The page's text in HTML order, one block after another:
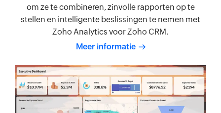
om ze te combineren, zinvolle rapporten op te
stellen en intelligente beslissingen te nemen met
Zoho Analytics voor Zoho CRM.
Meer informatie